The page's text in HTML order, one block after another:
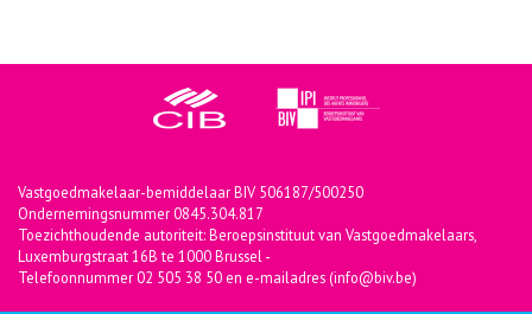
Vastgoedmakelaar-bemiddelaar BIV 506187/500250
Ondernemingsnummer 0845.304.817
Toezichthoudende autoriteit: Beroepsinstituut van Vastgoedmakelaars,
Luxemburgstraat 16B te 1000 Brussel -
Telefoonnummer 02 505 38 50 en e-mailadres (info@biv.be)